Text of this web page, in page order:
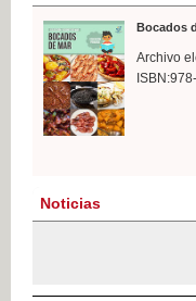
Bocados
Archivo
Noticias